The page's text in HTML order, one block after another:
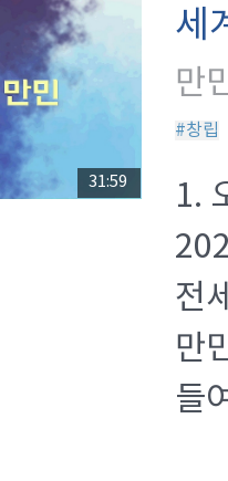
31:59
세
만
#창립
1.
전
만
들